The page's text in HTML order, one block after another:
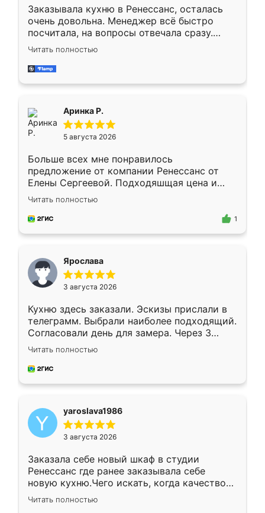
Заказывала кухню в Ренессанс, осталась
очень довольна. Менеджер всё быстро
посчитала, на вопросы отвечала сразу.
Замерщик приехал в субботу, подошёл к
делу со всей ответственностью. Собрали
за день, ребята работали аккуратно, даже
Читать полностью
Аринка Р.
5 августа 2026
Больше всех мне понравилось
предложение от компании Ренессанс от
Елены Сергеевой. Подходяшщая цена и
короткие сроки изготовления. Приехавший
для замера сотрудник Владислав
предложил по моему эскизу самый
Читать полностью
1
Ярослава
3 августа 2026
Кухню здесь заказали. Эскизы прислали в
телеграмм. Выбрали наиболее подходящий.
Согласовали день для замера. Через 3
недели кухня была уже готова. Остались
довольны работой. Спасибо Ренессанс
мебель за качественную работу!
Читать полностью
yaroslava1986
3 августа 2026
Заказала себе новый шкаф в студии
Ренессанс где ранее заказывала себе
новую кухню.Чего искать, когда качеством
вполне довольна. Служит кухня уже почти
два года, нареканий нет.
Читать полностью